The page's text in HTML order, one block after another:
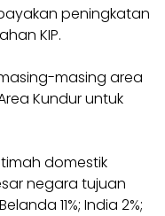
peningkatan
KIP.
masing area
Kundur untuk
domestik
negara tujuan
11%; India 2%;